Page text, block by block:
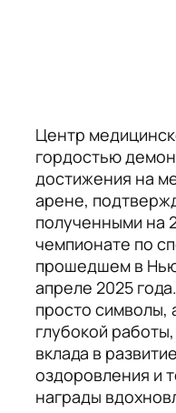
Центр
гордостью
достижения на
арене,
полученными на
чемпионате по
прошедшем в
апреле 2025
просто символы,
глубокой
вклада в
оздоровления и
награды